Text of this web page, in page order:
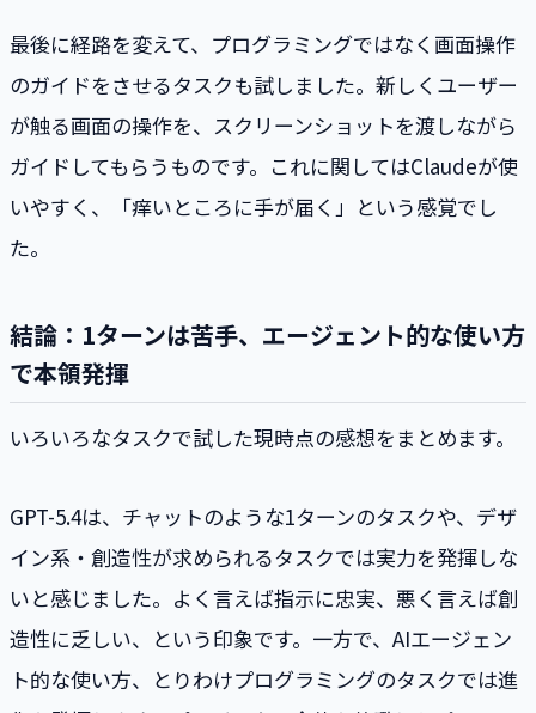
最後に経路を変えて、プログラミングではなく画面操作
のガイドをさせるタスクも試しました。新しくユーザー
が触る画面の操作を、スクリーンショットを渡しながら
ガイドしてもらうものです。これに関してはClaudeが使
いやすく、「痒いところに手が届く」という感覚でし
た。
結論：1ターンは苦手、エージェント的な使い方
で本領発揮
いろいろなタスクで試した現時点の感想をまとめます。
GPT-5.4は、チャットのような1ターンのタスクや、デザ
イン系・創造性が求められるタスクでは実力を発揮しな
いと感じました。よく言えば指示に忠実、悪く言えば創
造性に乏しい、という印象です。一方で、AIエージェン
ト的な使い方、とりわけプログラミングのタスクでは進